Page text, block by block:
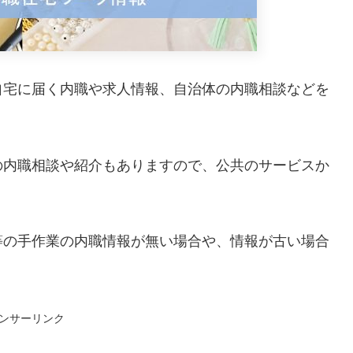
に届く内職や求人情報、自治体の内職相談などを
職相談や紹介もありますので、公共のサービスか
手作業の内職情報が無い場合や、情報が古い場合
サーリンク